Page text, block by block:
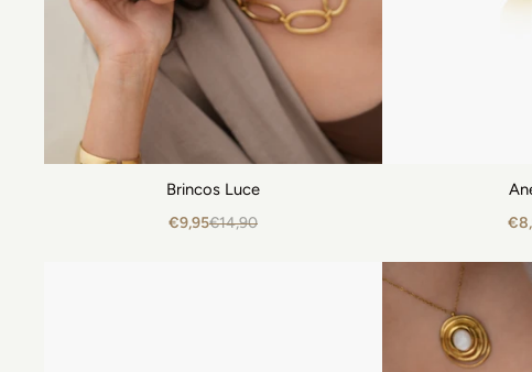
Brincos Luce
€9,95€14,90